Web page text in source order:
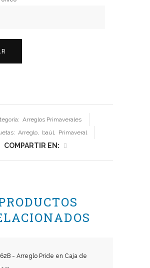
Arreglos Primaverales
Arreglo, baúl, Primaveral
COMPARTIR EN: